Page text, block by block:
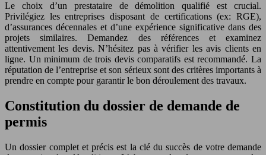
Le choix d’un prestataire de démolition qualifié est crucial.
Privilégiez les entreprises disposant de certifications (ex: RGE),
d’assurances décennales et d’une expérience significative dans des
projets similaires. Demandez des références et examinez
attentivement les devis. N’hésitez pas à vérifier les avis clients en
ligne. Un minimum de trois devis comparatifs est recommandé. La
réputation de l’entreprise et son sérieux sont des critères importants à
prendre en compte pour garantir le bon déroulement des travaux.
Constitution du dossier de demande de
permis
Un dossier complet et précis est la clé du succès de votre demande